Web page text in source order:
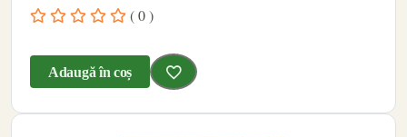
( 0 )
Adaugă în coș